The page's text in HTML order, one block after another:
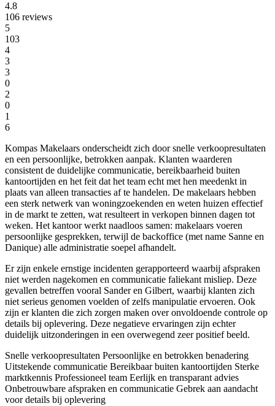
4.8
106 reviews
5
103
4
3
3
0
2
0
1
6
Kompas Makelaars onderscheidt zich door snelle verkoopresultaten
en een persoonlijke, betrokken aanpak. Klanten waarderen
consistent de duidelijke communicatie, bereikbaarheid buiten
kantoortijden en het feit dat het team echt met hen meedenkt in
plaats van alleen transacties af te handelen. De makelaars hebben
een sterk netwerk van woningzoekenden en weten huizen effectief
in de markt te zetten, wat resulteert in verkopen binnen dagen tot
weken. Het kantoor werkt naadloos samen: makelaars voeren
persoonlijke gesprekken, terwijl de backoffice (met name Sanne en
Danique) alle administratie soepel afhandelt.
Er zijn enkele ernstige incidenten gerapporteerd waarbij afspraken
niet werden nagekomen en communicatie faliekant misliep. Deze
gevallen betreffen vooral Sander en Gilbert, waarbij klanten zich
niet serieus genomen voelden of zelfs manipulatie ervoeren. Ook
zijn er klanten die zich zorgen maken over onvoldoende controle op
details bij oplevering. Deze negatieve ervaringen zijn echter
duidelijk uitzonderingen in een overwegend zeer positief beeld.
Snelle verkoopresultaten Persoonlijke en betrokken benadering
Uitstekende communicatie Bereikbaar buiten kantoortijden Sterke
marktkennis Professioneel team Eerlijk en transparant advies
Onbetrouwbare afspraken en communicatie Gebrek aan aandacht
voor details bij oplevering